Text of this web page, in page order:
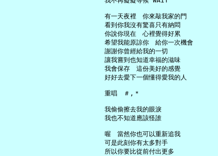
     有一天夜裡　你來敲我家的門
     看到你我沒有驚喜只有納悶
     你說你現在　心裡覺得好累
     希望我能原諒你　給你一次機會
     謝謝你曾經給我的一切
     讓我嘗到也知道幸福的滋味
     我會保存　這份美好的感覺
     好好去愛下一個懂得愛我的人
     重唱　＃,＊
     我偷偷擦去我的眼淚
     我也不知道應該怪誰
     喔　當然你也可以重新追我
     可是此刻你有太多對手
     所以你要比從前付出更多